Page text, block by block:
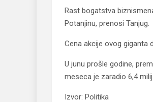
Rast bogatstva
Potanjinu, prenosi Tanjug.
Cena akcije ovog giganta
U junu prošle godine,
meseca je zaradio 6,4
Izvor: Politika